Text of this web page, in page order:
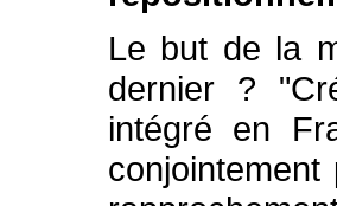
Le but de la
dernier ?
intégré en